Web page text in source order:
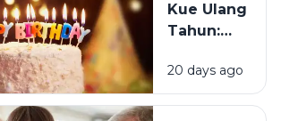
Tahun?
Kue Ulang
Tahun:
Tradisi Ini
Berawal?
20 days ago